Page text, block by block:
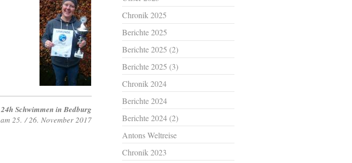
24h Schwimmen in Bedburg
am 25. / 26. November 2017
Chronik 2025
Berichte 2025
Berichte 2025 (2)
Berichte 2025 (3)
Chronik 2024
Berichte 2024
Berichte 2024 (2)
Antons Weltreise
Chronik 2023